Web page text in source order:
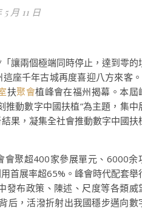
5 月 11 日
讓兩個極端同時停止，達到零的
座千年古城再度喜迎八方來客
扶聚會植峰會在福州揭幕。本屆
推動數字中國扶植”為主題，集中
果，凝集全社會推動數字中國扶
會聚超400家參展單元、6000余
首展率超65%。峰會時代配套舉
發布政策、陳述、尺度等各類威
后，活潑折射出我國穩步邁向數